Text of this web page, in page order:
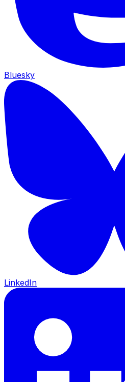
Bluesky
LinkedIn